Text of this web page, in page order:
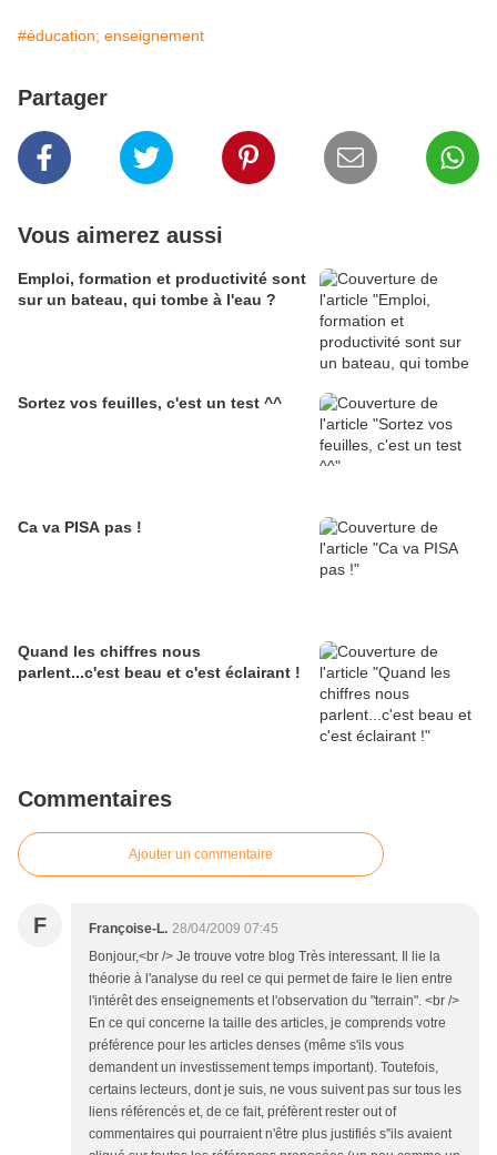
#éducation; enseignement
Partager
Vous aimerez aussi
Emploi, formation et productivité sont
sur un bateau, qui tombe à l'eau ?
Sortez vos feuilles, c'est un test ^^
Ca va PISA pas !
Quand les chiffres nous
parlent...c'est beau et c'est éclairant !
Commentaires
Ajouter un commentaire
F Françoise-L. 28/04/2009 07:45
Bonjour,<br /> Je trouve votre blog Très interessant. Il lie la
théorie à l'analyse du reel ce qui permet de faire le lien entre
l'intérêt des enseignements et l'observation du "terrain". <br />
En ce qui concerne la taille des articles, je comprends votre
préférence pour les articles denses (même s'ils vous
demandent un investissement temps important). Toutefois,
certains lecteurs, dont je suis, ne vous suivent pas sur tous les
liens référencés et, de ce fait, préfèrent rester out of
commentaires qui pourraient n'être plus justifiés s''ils avaient